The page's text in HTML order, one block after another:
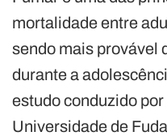
mortalidade entre
sendo mais provável
durante a
estudo conduzido
Universidade de